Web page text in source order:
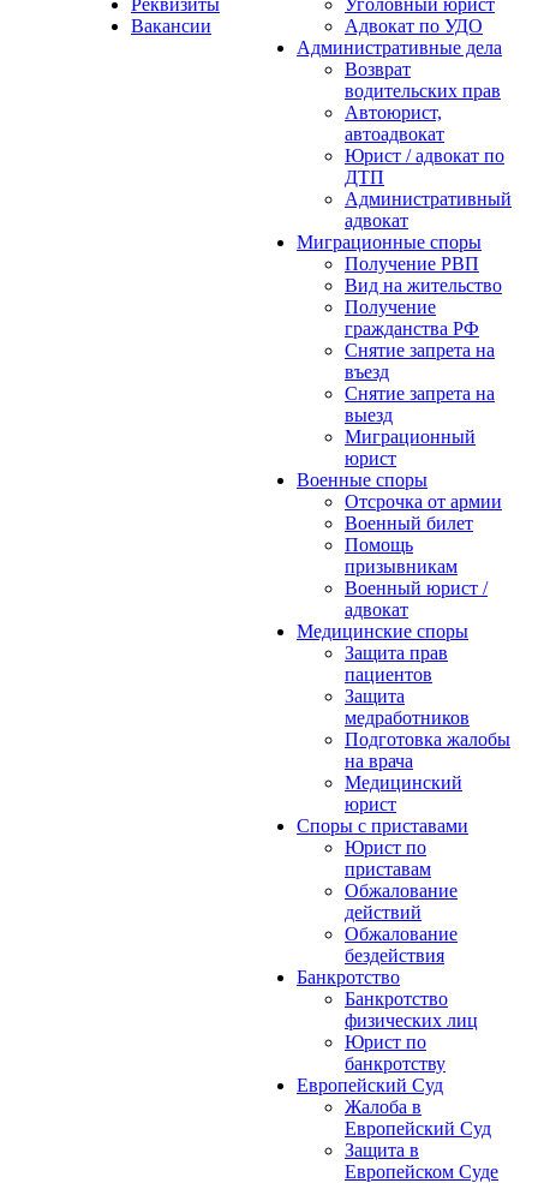
Реквизиты
Вакансии
Уголовный юрист
Адвокат по УДО
Административные дела
Возврат
водительских прав
Автоюрист,
автоадвокат
Юрист / адвокат по
ДТП
Административный
адвокат
Миграционные споры
Получение РВП
Вид на жительство
Получение
гражданства РФ
Снятие запрета на
въезд
Снятие запрета на
выезд
Миграционный
юрист
Военные споры
Отсрочка от армии
Военный билет
Помощь
призывникам
Военный юрист /
адвокат
Медицинские споры
Защита прав
пациентов
Защита
медработников
Подготовка жалобы
на врача
Медицинский
юрист
Споры с приставами
Юрист по
приставам
Обжалование
действий
Обжалование
бездействия
Банкротство
Банкротство
физических лиц
Юрист по
банкротству
Европейский Суд
Жалоба в
Европейский Суд
Защита в
Европейском Суде